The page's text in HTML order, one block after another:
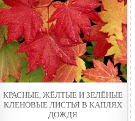
КРАСНЫЕ, ЖЁЛТЫЕ И ЗЕЛЁНЫЕ
КЛЕНОВЫЕ ЛИСТЬЯ В КАПЛЯХ
ДОЖДЯ